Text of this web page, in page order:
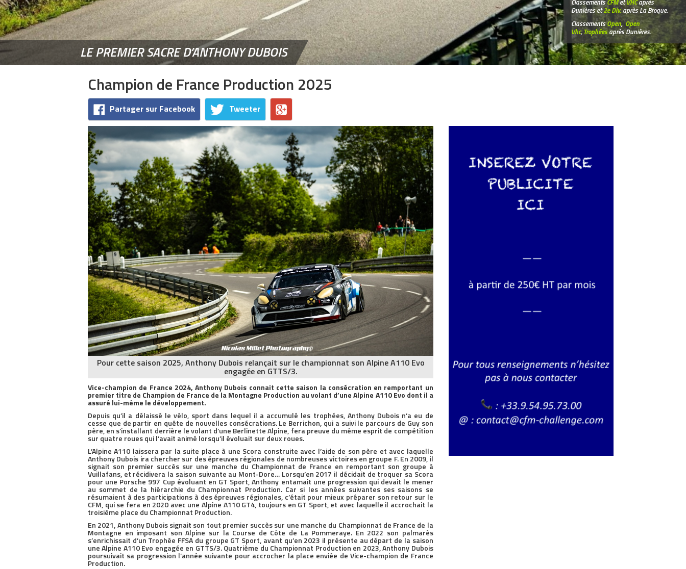
ClassementsCFMetVHCaprès
Dunières et2e Div.après La Broque.
ClassementsOpen,Open
Vhc,Trophéesaprès Dunières.
LE PREMIER SACRE D’ANTHONY DUBOIS
Champion de France Production 2025
Partager sur Facebook Tweeter
Pour cette saison 2025, Anthony Dubois relançait sur le championnat son Alpine A110 Evo
engagée en GTTS/3.
Vice-champion de France 2024, Anthony Dubois connait cette saison la consécration en remportant un
premier titre de Champion de France de la Montagne Production au volant d’une Alpine A110 Evo dont il a
assuré lui-même le développement.
Depuis qu’il a délaissé le vélo, sport dans lequel il a accumulé les trophées, Anthony Dubois n’a eu de
cesse que de partir en quête de nouvelles consécrations. Le Berrichon, qui a suivi le parcours de Guy son
père, en s’installant derrière le volant d’une Berlinette Alpine, fera preuve du même esprit de compétition
sur quatre roues qui l’avait animé lorsqu’il évoluait sur deux roues.
L’Alpine A110 laissera par la suite place à une Scora construite avec l’aide de son père et avec laquelle
Anthony Dubois ira chercher sur des épreuves régionales de nombreuses victoires en groupe F. En 2009, il
signait son premier succès sur une manche du Championnat de France en remportant son groupe à
Vuillafans, et récidivera la saison suivante au Mont-Dore… Lorsqu’en 2017 il décidait de troquer sa Scora
pour une Porsche 997 Cup évoluant en GT Sport, Anthony entamait une progression qui devait le mener
au sommet de la hiérarchie du Championnat Production. Car si les années suivantes ses saisons se
résumaient à des participations à des épreuves régionales, c’était pour mieux préparer son retour sur le
CFM, qui se fera en 2020 avec une Alpine A110 GT4, toujours en GT Sport, et avec laquelle il accrochait la
troisième place du Championnat Production.
En 2021, Anthony Dubois signait son tout premier succès sur une manche du Championnat de France de la
Montagne en imposant son Alpine sur la Course de Côte de La Pommeraye. En 2022 son palmarès
s’enrichissait d’un Trophée FFSA du groupe GT Sport, avant qu’en 2023 il présente au départ de la saison
une Alpine A110 Evo engagée en GTTS/3. Quatrième du Championnat Production en 2023, Anthony Dubois
poursuivait sa progression l’année suivante pour accrocher la place enviée de Vice-champion de France
Production.